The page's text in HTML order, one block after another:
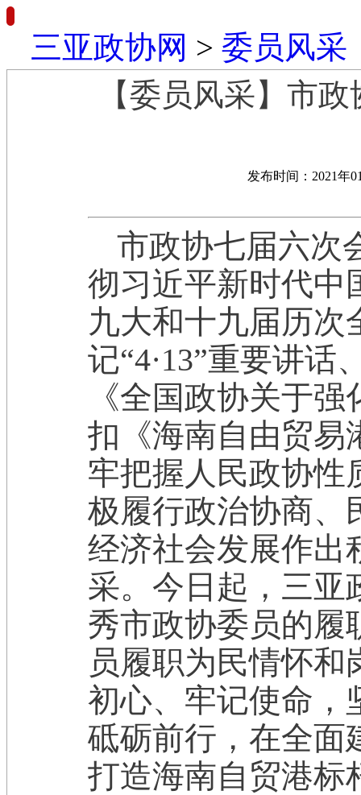
三亚政协网 > 委员风采
【委员风采】市
发布时间：2021年
市政协七届六次
彻习近平新时代中
九大和十九届历次
记“4·13”重要讲
《全国政协关于
扣《海南自由贸易
牢把握人民政协性
极履行政治协商、
经济社会发展作出
采。今日起，三亚
秀市政协委员的履
员履职为民情怀
初心、牢记使命，
砥砺前行，在全面
打造海南自贸港标